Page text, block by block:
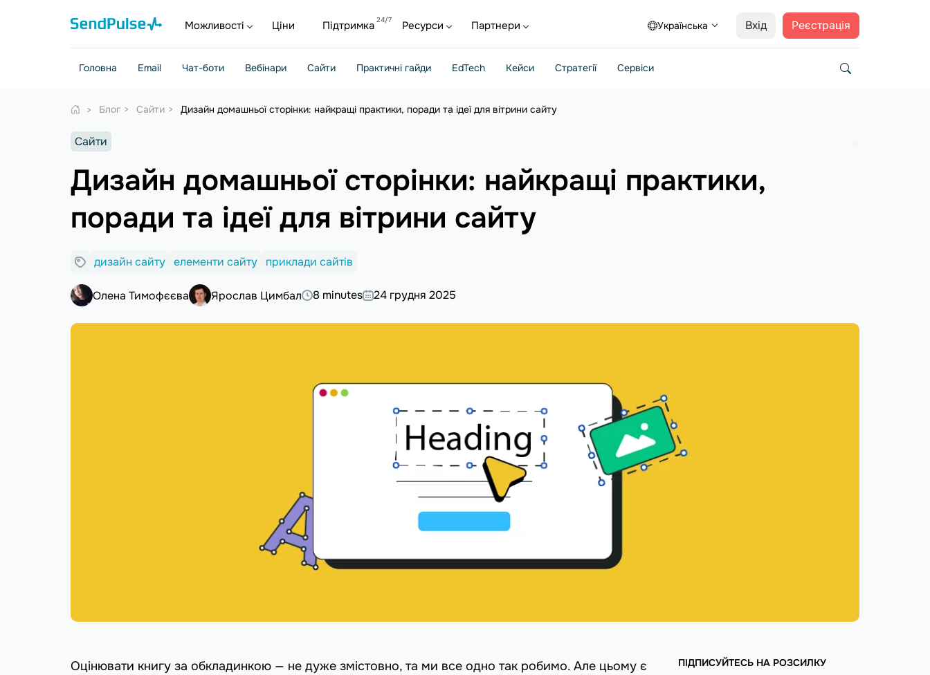
Українська Вхід Реєстрація
Можливості Ціни Підтримка Ресурси Партнери
Головна Email Чат-боти Вебінари Сайти Практичні гайди EdTech Кейси Стратегії Сервіси
Блог Сайти Дизайн домашньої сторінки: найкращі практики, поради та ідеї для вітрини сайту
Сайти
Дизайн домашньої сторінки: найкращі практики,
поради та ідеї для вітрини сайту
дизайн сайту елементи сайту приклади сайтів
Олена Тимофєєва Ярослав Цимбал 8 minutes 24 грудня 2025
Оцінювати книгу за обкладинкою — не дуже змістовно, та ми все одно так робимо. Але цьому є
ПІДПИСУЙТЕСЬ НА РОЗСИЛКУ